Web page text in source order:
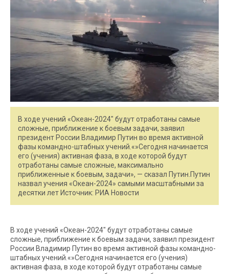
В ходе учений «Океан-2024″ будут отработаны самые
сложные, приближение к боевым задачи, заявил
президент России Владимир Путин во время активной
фазы командно-штабных учений.«»Сегодня начинается
его (учения) активная фаза, в ходе которой будут
отработаны самые сложные, максимально
приближенные к боевым, задачи», — сказал Путин.Путин
назвал учения «Океан-2024» самыми масштабными за
десятки лет Источник: РИА Новости
В ходе учений «Океан-2024″ будут отработаны самые
сложные, приближение к боевым задачи, заявил президент
России Владимир Путин во время активной фазы командно-
штабных учений.«»Сегодня начинается его (учения)
активная фаза, в ходе которой будут отработаны самые